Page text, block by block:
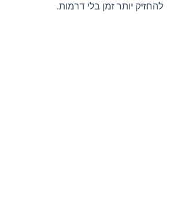
להחזיק יותר זמן בלי דרמות.